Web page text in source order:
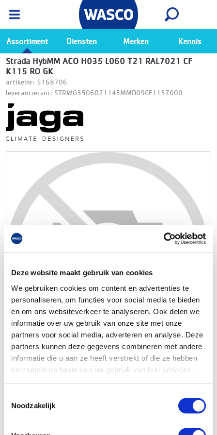
Deze website maakt gebruik van cookies
We gebruiken cookies om content en advertenties te
personaliseren, om functies voor social media te bieden
en om ons websiteverkeer te analyseren. Ook delen we
informatie over uw gebruik van onze site met onze
partners voor social media, adverteren en analyse. Deze
partners kunnen deze gegevens combineren met andere
informatie die u aan ze heeft verstrekt of die ze hebben
verzameld op basis van uw gebruik van hun services.
Noodzakelijk
Ga naar de Wasco app
Bekijk
Assortiment Diensten Merken Kennis
Strada HybMM ACO H035 L060 T21 RAL7021 CF
K115 RO GK
artikelnr: 5168706
leveranciersnr: STRW03506021145MMD09CF1157000